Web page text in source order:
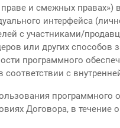
и смежных правах»)
интерфейса
с участниками/
или других способов
программного
с
программного
Договора, в течение